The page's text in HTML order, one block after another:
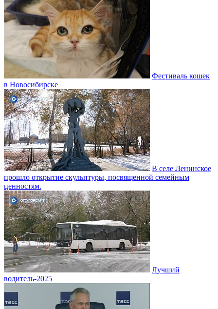
Фестиваль кошек
в Новосибирске
В селе Ленинское
прошло открытие скульптуры, посвященной семейным
ценностям.
Лучший
водитель-2025